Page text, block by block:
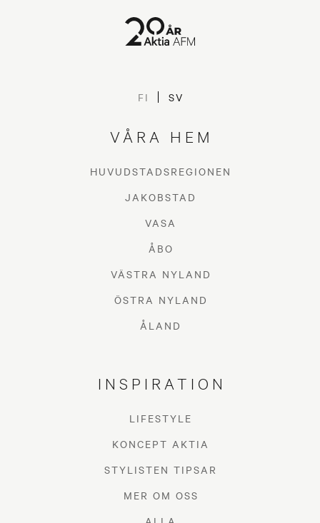
FI SV
VÅRA HEM
HUVUDSTADSREGIONEN
JAKOBSTAD
VASA
ÅBO
VÄSTRA NYLAND
ÖSTRA NYLAND
ÅLAND
INSPIRATION
LIFESTYLE
KONCEPT AKTIA
STYLISTEN TIPSAR
MER OM OSS